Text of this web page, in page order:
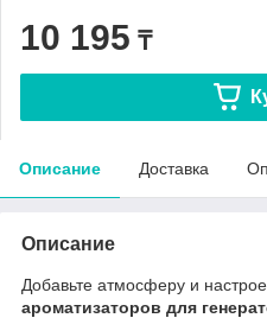
10 195 ₸
Описание Доставка
Описание
Добавьте атмосферу и
ароматизаторов для